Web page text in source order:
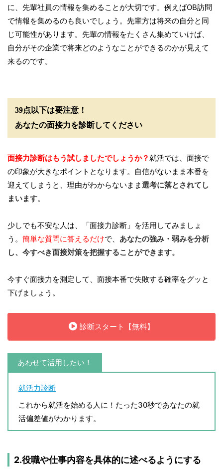
に、先輩社員の情報を集めることが大切です。例えばOB訪問
で情報を集めるのも良いでしょう。先輩方は将来の自分と同
じ可能性があります。先輩の情報をたくさん集めていけば、
自分がその企業で将来どのようなことができるのかが見えて
来るのです。
39点以下は要注意！
あなたの面接力を診断してください
面接力診断はもう試しましたでしょうか？就活では、面接で
の印象が大きなポイントとなります。自信がないまま本番を
迎えてしまうと、理由がわからないまま選考に落とされてし
まいます。
少しでも不安な人は、「面接力診断」を活用してみましょ
う。 簡単な質問に答えるだけで、 あなたの強み・弱みを分析
し、今すべき面接対策を把握することができます。
今すぐ面接力を測定して、面接本番で失敗する確率をグッと
下げましょう。
診断スタート【無料】
あわせて活用したい！
就活力診断
これから就活を始める人に！たった30秒であなたの就
活偏差値がわかります。
2.役職や仕事内容を具体的に述べるようにする